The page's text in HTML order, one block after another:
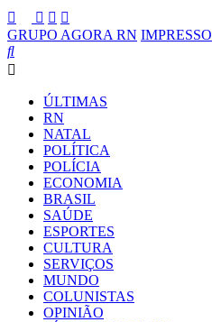
GRUPO AGORA RN IMPRESSO
ÚLTIMAS
RN
NATAL
POLÍTICA
POLÍCIA
ECONOMIA
BRASIL
SAÚDE
ESPORTES
CULTURA
SERVIÇOS
MUNDO
COLUNISTAS
OPINIÃO